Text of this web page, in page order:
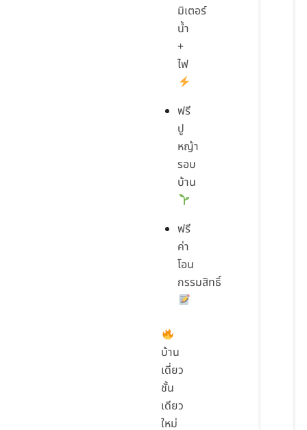
มิเตอร์
น้ำ
+
ไฟ
ฟรี
ปู
หญ้า
รอบ
บ้าน
ฟรี
ค่า
โอน
กรรมสิทธิ์
บ้าน
เดี่ยว
ชั้น
เดียว
ใหม่